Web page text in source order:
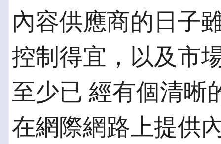
內容供應商的日子
控制得宜，以及市
至少已 經有個清晰
在網際網路上提供